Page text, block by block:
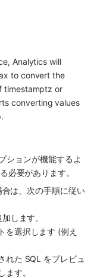
Analytics will
to convert the
timestamptz or
converting values
ションが機能するよ
必要があります。
は、次の手順に従い
します。
を選択します (例え
れた SQL をプレビュ
す。